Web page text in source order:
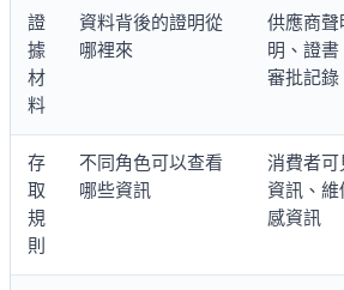
證
據
材
料
資料背後的證明從
哪裡來
供應商
明、證書
審批記錄
存
取
規
則
不同角色可以查看
哪些資訊
消費者
資訊、
感資訊